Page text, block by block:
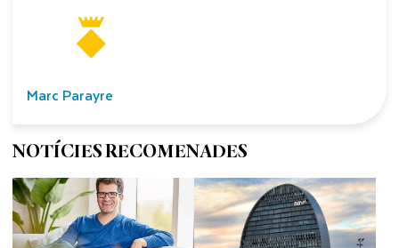
Marc Parayre
NOTÍCIES RECOMENADES